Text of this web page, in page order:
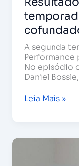
A segunda
Performance
No episódio
Daniel
Leia Mais »